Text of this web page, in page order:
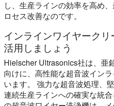
し、生産ラインの効率を高め
ロセス改善なのです。
インラインワイヤーク
活用しましょう
Hielscher Ultrasonics社は、亜
向けに、高性能な超音波イン
います。 強力な超音波処理、
連続生産ラインへの確実な統